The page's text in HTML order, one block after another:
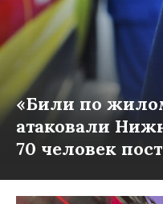
«Били по
атаковали
70 человек